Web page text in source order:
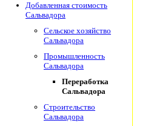
Добавленная стоимость
Сальвадора
Сельское хозяйство
Сальвадора
Промышленность
Сальвадора
Переработка
Сальвадора
Строительство
Сальвадора